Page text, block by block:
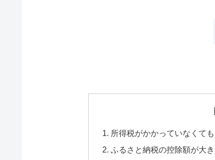
所得税がかかっていなくて
ふるさと納税の控除額が大